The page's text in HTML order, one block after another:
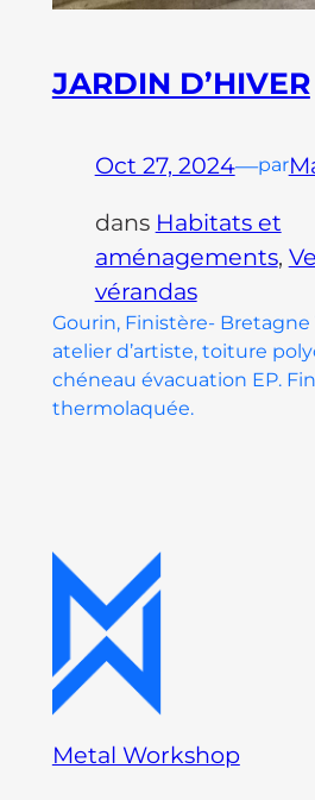
JARDIN D’HIVER
Oct 27, 2024—par
dans Habitats et
aménagements,
vérandas
Gourin, Finistère- Bretagne
atelier d’artiste, toiture
chéneau évacuation EP.
thermolaquée.
Metal Workshop